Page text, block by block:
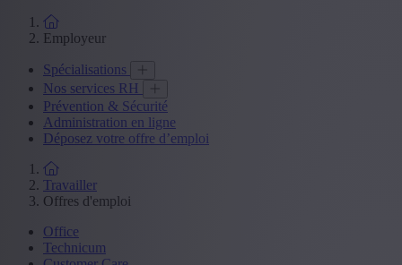
Employeur
Spécialisations
Nos services RH
Prévention & Sécurité
Administration en ligne
Déposez votre offre d’emploi
Travailler
Offres d'emploi
Office
Technicum